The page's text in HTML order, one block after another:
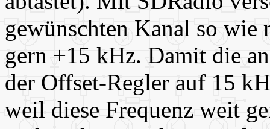
gewünschten Kanal so
gern +15 kHz. Damit die
der Offset-Regler auf 15
weil diese Frequenz weit